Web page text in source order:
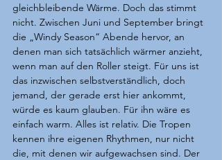
gleichbleibende Wärme. Doch das stimmt
nicht. Zwischen Juni und September bringt
die „Windy Season“ Abende hervor, an
denen man sich tatsächlich wärmer anzieht,
wenn man auf den Roller steigt. Für uns ist
das inzwischen selbstverständlich, doch
jemand, der gerade erst hier ankommt,
würde es kaum glauben. Für ihn wäre es
einfach warm. Alles ist relativ. Die Tropen
kennen ihre eigenen Rhythmen, nur nicht
die, mit denen wir aufgewachsen sind. Der